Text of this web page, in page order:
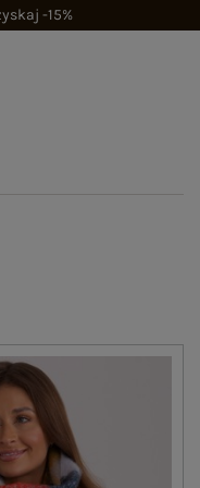
-15%